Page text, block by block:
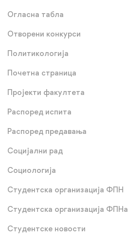
Огласна табла
Отворени конкурси
Политикологија
Почетна страница
Пројекти факултета
Распоред испита
Распоред предавања
Социјални рад
Социологија
Студентска организација ФПН
Студентска организација ФПНа
Студентске новости